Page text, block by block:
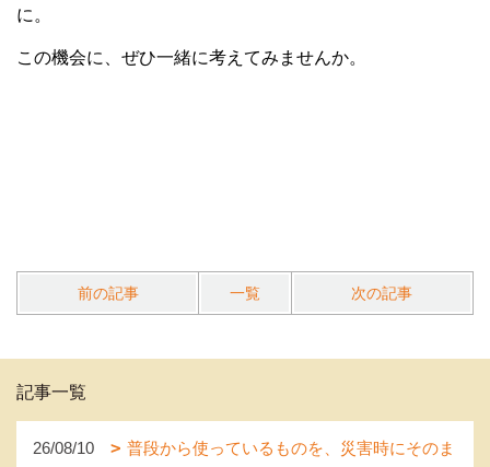
に。
この機会に、ぜひ一緒に考えてみませんか。
前の記事 一覧 次の記事
記事一覧
26/08/10
普段から使っているものを、災害時にそのま